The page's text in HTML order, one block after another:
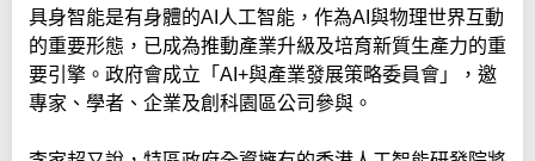
具身智能是有身體的AI人工智能，作為AI與物理世界互動
的重要形態，已成為推動產業升級及培育新質生產力的重
要引擎。政府會成立「AI+與產業發展策略委員會」，邀
專家、學者、企業及創科園區公司參與。